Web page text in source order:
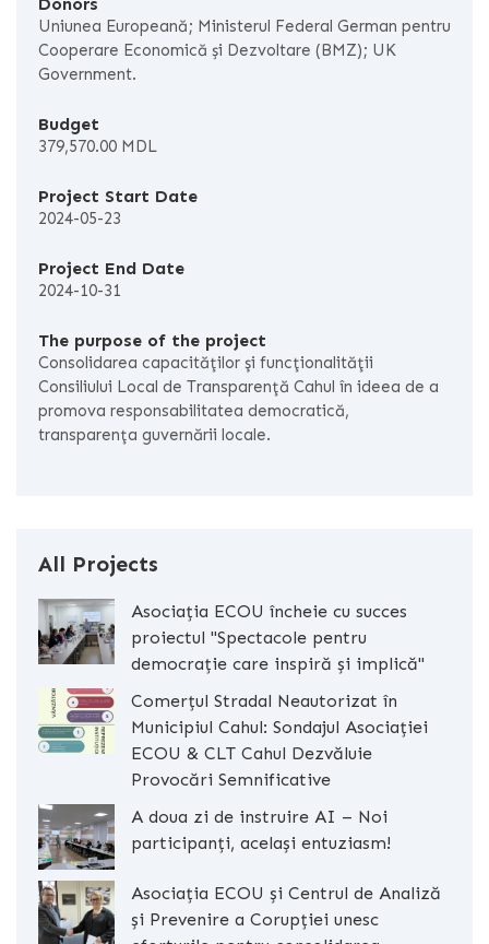
Uniunea Europeană; Ministerul Federal German pentru
Cooperare Economică și Dezvoltare (BMZ); UK
Government.
Budget
379,570.00 MDL
Project Start Date
2024-05-23
Project End Date
2024-10-31
The purpose of the project
Consolidarea capacităţilor şi funcţionalităţii
Consiliului Local de Transparenţă Cahul în ideea de a
promova responsabilitatea democratică,
transparenţa guvernării locale.
All Projects
Asociația ECOU încheie cu succes
proiectul "Spectacole pentru
democrație care inspiră și implică"
Comerțul Stradal Neautorizat în
Municipiul Cahul: Sondajul Asociației
ECOU & CLT Cahul Dezvăluie
Provocări Semnificative
A doua zi de instruire AI – Noi
participanți, același entuziasm!
Asociația ECOU și Centrul de Analiză
și Prevenire a Corupției unesc